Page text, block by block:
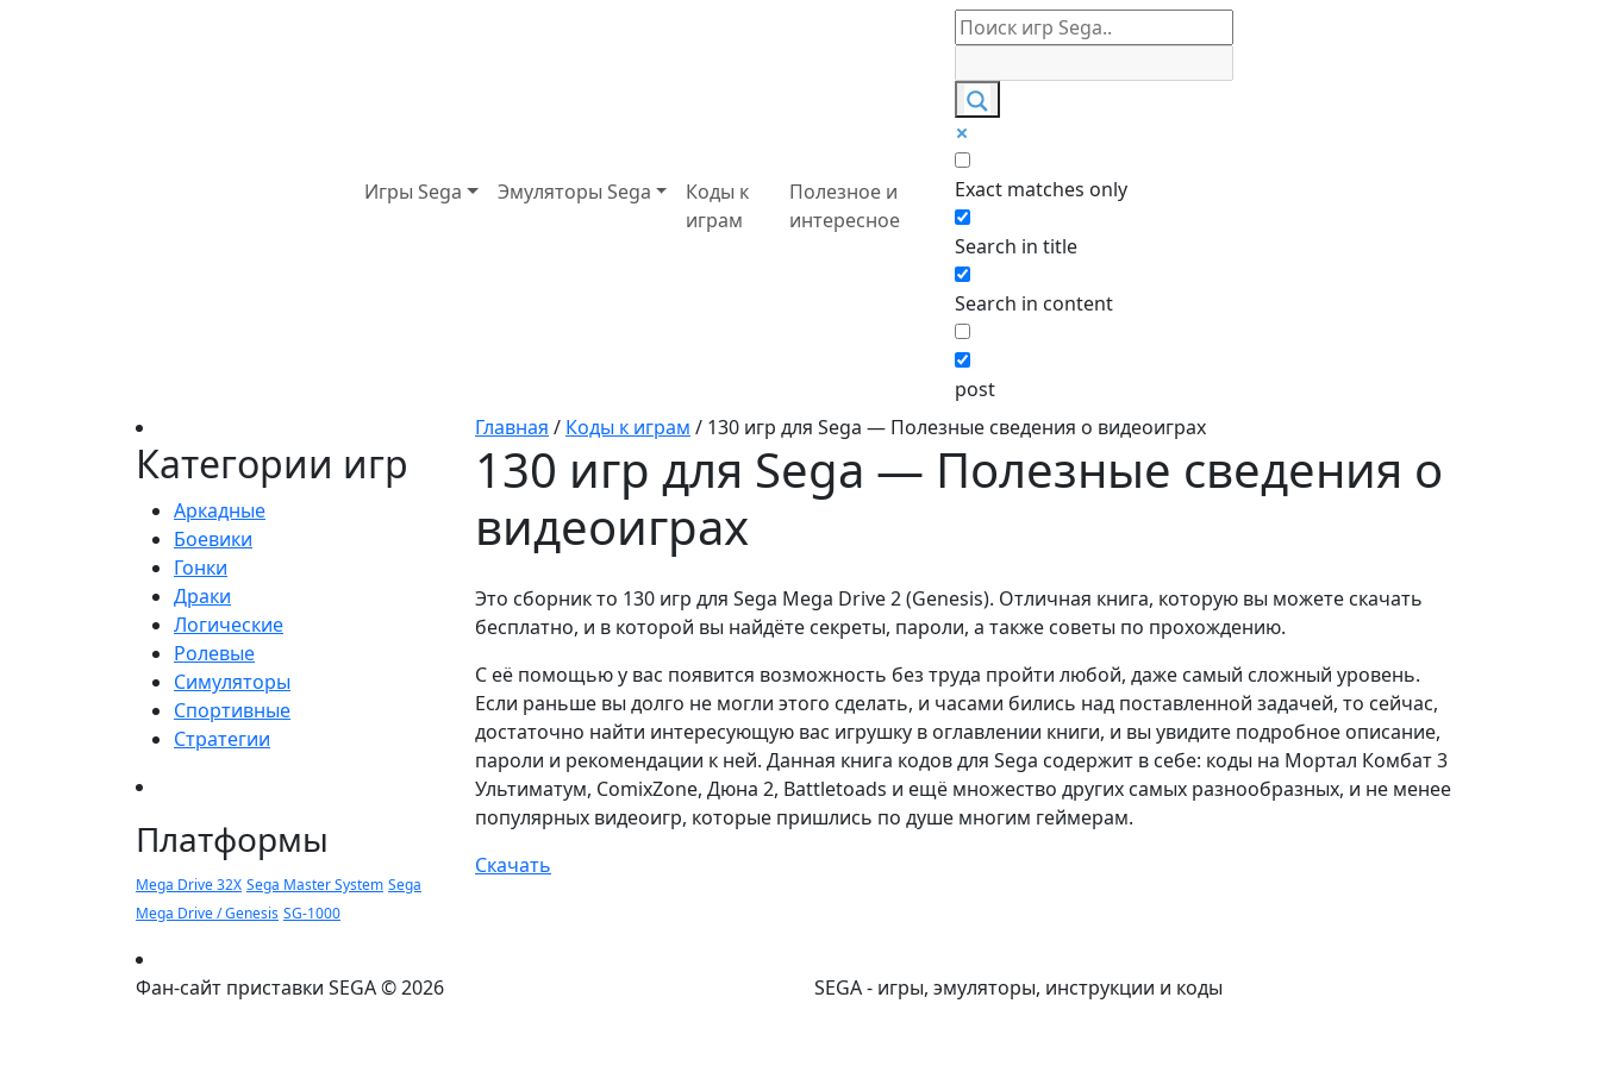
Игры Sega Эмуляторы Sega
Коды к
играм
Полезное и
интересное
Exact matches only
Search in title
Search in content
post
Категории игр
Аркадные
Боевики
Гонки
Драки
Логические
Ролевые
Симуляторы
Спортивные
Стратегии
Платформы
Mega Drive 32X Sega Master System Sega
Mega Drive / Genesis SG-1000
Главная / Коды к играм / 130 игр для Sega — Полезные сведения о видеоиграх
130 игр для Sega — Полезные сведения о
видеоиграх
Это сборник то 130 игр для Sega Mega Drive 2 (Genesis). Отличная книга, которую вы можете скачать
бесплатно, и в которой вы найдёте секреты, пароли, а также советы по прохождению.
С её помощью у вас появится возможность без труда пройти любой, даже самый сложный уровень.
Если раньше вы долго не могли этого сделать, и часами бились над поставленной задачей, то сейчас,
достаточно найти интересующую вас игрушку в оглавлении книги, и вы увидите подробное описание,
пароли и рекомендации к ней. Данная книга кодов для Sega содержит в себе: коды на Мортал Комбат 3
Ультиматум, ComixZone, Дюна 2, Battletoads и ещё множество других самых разнообразных, и не менее
популярных видеоигр, которые пришлись по душе многим геймерам.
Скачать
Фан-сайт приставки SEGA © 2026 SEGA - игры, эмуляторы, инструкции и коды